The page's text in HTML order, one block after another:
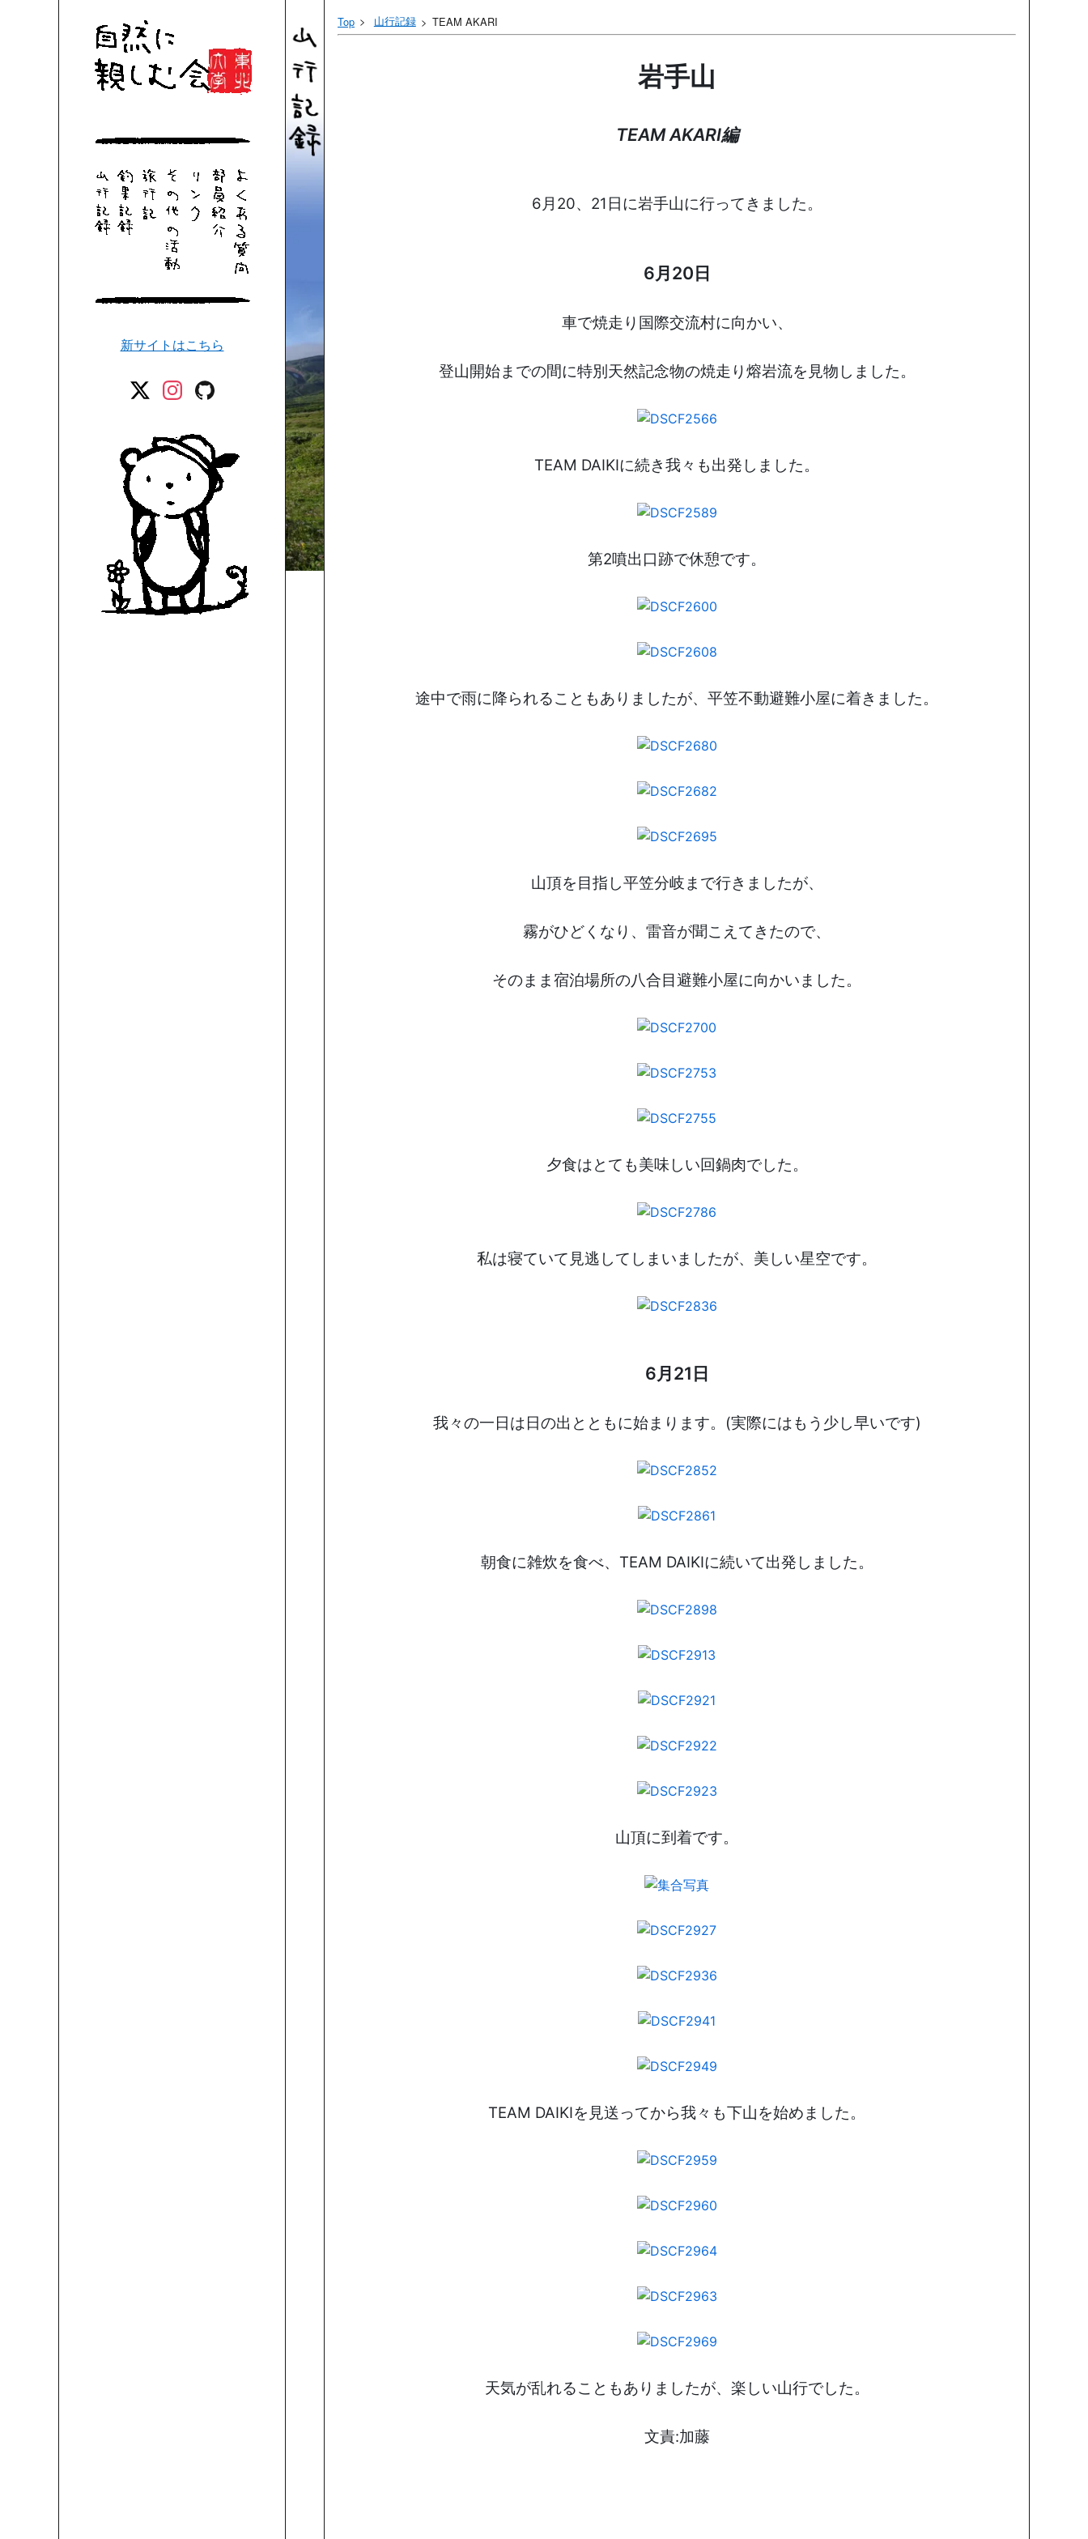
新サイトはこちら
Top 山行記録 TEAM AKARI
岩手山
TEAM AKARI編
6月20、21日に岩手山に行ってきました。
6月20日
車で焼走り国際交流村に向かい、
登山開始までの間に特別天然記念物の焼走り熔岩流を見物しました。
TEAM DAIKIに続き我々も出発しました。
第2噴出口跡で休憩です。
途中で雨に降られることもありましたが、平笠不動避難小屋に着きました。
山頂を目指し平笠分岐まで行きましたが、
霧がひどくなり、雷音が聞こえてきたので、
そのまま宿泊場所の八合目避難小屋に向かいました。
夕食はとても美味しい回鍋肉でした。
私は寝ていて見逃してしまいましたが、美しい星空です。
6月21日
我々の一日は日の出とともに始まります。(実際にはもう少し早いです)
朝食に雑炊を食べ、TEAM DAIKIに続いて出発しました。
山頂に到着です。
TEAM DAIKIを見送ってから我々も下山を始めました。
天気が乱れることもありましたが、楽しい山行でした。
文責:加藤